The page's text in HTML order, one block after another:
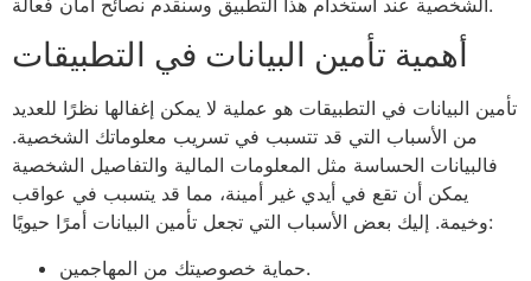
الشخصية عند استخدام هذا التطبيق وسنقدم نصائح أمان فعالة.
أهمية تأمين البيانات في التطبيقات
تأمين البيانات في التطبيقات هو عملية لا يمكن إغفالها نظرًا للعديد
من الأسباب التي قد تتسبب في تسريب معلوماتك الشخصية.
فالبيانات الحساسة مثل المعلومات المالية والتفاصيل الشخصية
يمكن أن تقع في أيدي غير أمينة، مما قد يتسبب في عواقب
وخيمة. إليك بعض الأسباب التي تجعل تأمين البيانات أمرًا حيويًا:
حماية خصوصيتك من المهاجمين.